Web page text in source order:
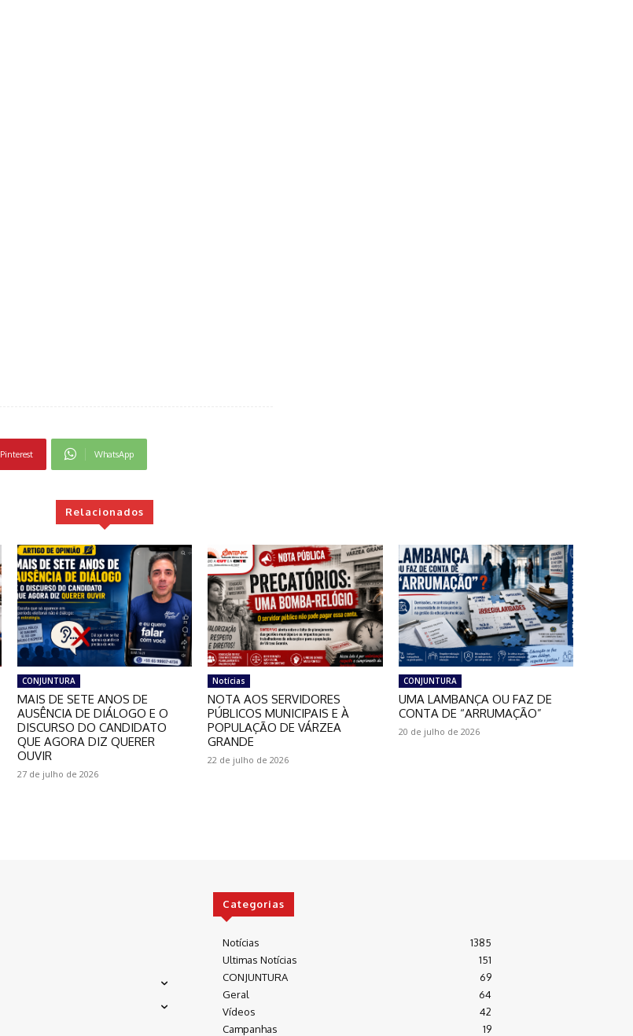
Pinterest WhatsApp
Relacionados
CONJUNTURA
MAIS DE SETE ANOS DE
AUSÊNCIA DE DIÁLOGO E O
DISCURSO DO CANDIDATO
QUE AGORA DIZ QUERER
OUVIR
27 de julho de 2026
Notícias
NOTA AOS SERVIDORES
PÚBLICOS MUNICIPAIS E À
POPULAÇÃO DE VÁRZEA
GRANDE
22 de julho de 2026
CONJUNTURA
UMA LAMBANÇA OU FAZ DE
CONTA DE “ARRUMAÇÃO”
20 de julho de 2026
Categorias
Notícias
1385
Ultimas Notícias
151
CONJUNTURA
69
Geral
64
Vídeos
42
Campanhas
19